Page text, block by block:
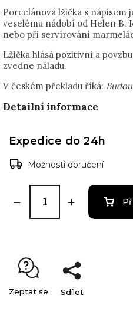
Porcelánová lžička s
veselému nádobí od Helen
nebo při servírování
Lžička hlásá pozitivní a
zvedne náladu.
V českém překladu říká:
Detailní informace
Expedice do 24h
Možnosti doručení
Zeptat se Sdílet